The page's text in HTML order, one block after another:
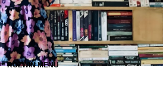
≡ ROZWIŃ MENU